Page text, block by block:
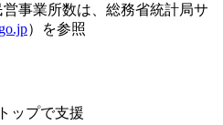
事業所数は、総務省統計局サ
）を参照
ップで支援